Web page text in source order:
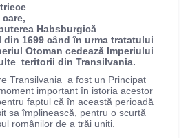
Habsburgică
1699 când în urma tratatului
Otoman cedează Imperiului
teritorii din Transilvania.
Transilvania a fost un Principat
important în istoria acestor
faptul că în această perioadă
sa împlinească, pentru o scurtă
românilor de a trăi uniți.